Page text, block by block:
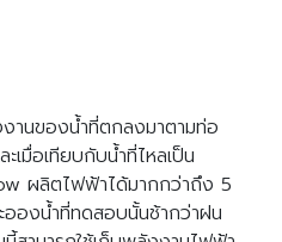
านของน้ำที่ตกลงมาตามท่อ
เมื่อเทียบกับน้ำที่ไหลเป็น
ผลิตไฟฟ้าได้มากกว่าถึง 5
อองน้ำที่ทดสอบนั้นช้ากว่าฝน